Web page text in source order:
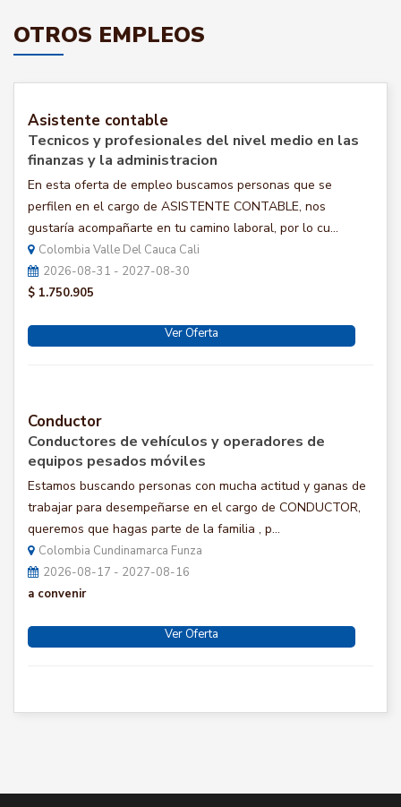
OTROS EMPLEOS
Asistente contable
Tecnicos y profesionales del nivel medio en las
finanzas y la administracion
En esta oferta de empleo buscamos personas que se
perfilen en el cargo de ASISTENTE CONTABLE, nos
gustaría acompañarte en tu camino laboral, por lo cu...
Colombia Valle Del Cauca Cali
2026-08-31 - 2027-08-30
$ 1.750.905
Ver Oferta
Conductor
Conductores de vehículos y operadores de
equipos pesados móviles
Estamos buscando personas con mucha actitud y ganas de
trabajar para desempeñarse en el cargo de CONDUCTOR,
queremos que hagas parte de la familia , p...
Colombia Cundinamarca Funza
2026-08-17 - 2027-08-16
a convenir
Ver Oferta